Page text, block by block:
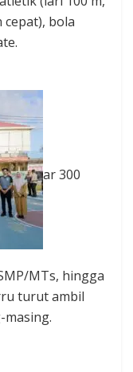
cepat), bola
ar 300
MTs, hingga
turut ambil
masing.